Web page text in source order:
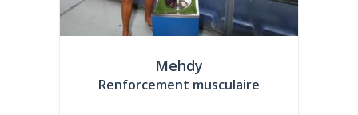
Mehdy
Renforcement musculaire